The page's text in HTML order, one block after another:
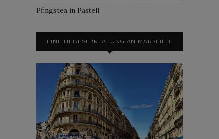
Pfingsten in Pastell
EINE LIEBESERKLÄRUNG AN MARSEILLE